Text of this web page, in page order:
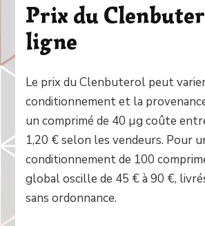
Prix du
ligne
Le prix du Clenbuterol peut
conditionnement et la
un comprimé de 40 µg coûte
1,20 € selon les vendeurs. Pour
conditionnement de 100
global oscille de 45 € à 90 €,
sans ordonnance.